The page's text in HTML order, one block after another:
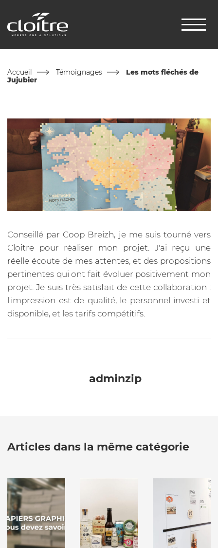
Accueil Témoignages
Les mots fléchés de
Jujubier
Conseillé par Coop Breizh, je me suis tourné vers
Cloître pour réaliser mon projet. J'ai reçu une
réelle écoute de mes attentes, et des propositions
pertinentes qui ont fait évoluer positivement mon
projet. Je suis très satisfait de cette collaboration :
l'impression est de qualité, le personnel investi et
disponible, et les tarifs compétitifs.
adminzip
Articles dans la même catégorie